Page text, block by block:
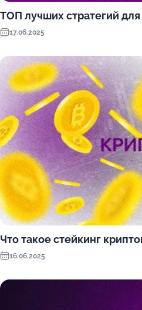
ТОП лучших стратегий
17.06.2025
Что такое стейкинг
16.06.2025